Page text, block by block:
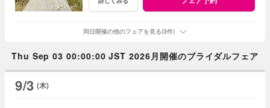
同日開催の他のフェアを見る(3件)
Thu Sep 03 00:00:00 JST 2026月開催のブライダルフェア
9/3 (木)